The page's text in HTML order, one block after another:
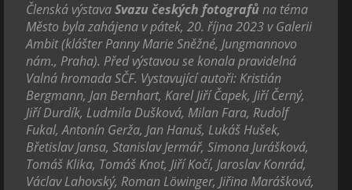
Členská výstavaSvazu českých fotografůna téma
Město byla zahájena v pátek, 20. října 2023 v Galerii
Ambit (klášter Panny Marie Sněžné, Jungmannovo
nám., Praha). Před výstavou se konala pravidelná
Valná hromada SČF. Vystavující autoři: Kristián
Bergmann, Jan Bernhart, Karel Jiří Čapek, Jiří Černý,
Jiří Durdík, Ludmila Dušková, Milan Fara, Rudolf
Fukal, Antonín Gerža, Jan Hanuš, Lukáš Hušek,
Břetislav Jansa, Stanislav Jermář, Simona Jurášková,
Tomáš Klika, Tomáš Knot, Jiří Kočí, Jaroslav Konrád,
Václav Lahovský, Roman Löwinger, Jiřina Marášková,